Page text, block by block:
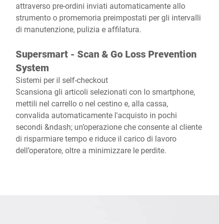
attraverso pre-ordini inviati automaticamente allo
strumento o promemoria preimpostati per gli intervalli
di manutenzione, pulizia e affilatura.
Supersmart - Scan & Go Loss Prevention
System
Sistemi per il self-checkout
Scansiona gli articoli selezionati con lo smartphone,
mettili nel carrello o nel cestino e, alla cassa,
convalida automaticamente l'acquisto in pochi
secondi &ndash; un’operazione che consente al cliente
di risparmiare tempo e riduce il carico di lavoro
dell’operatore, oltre a minimizzare le perdite.